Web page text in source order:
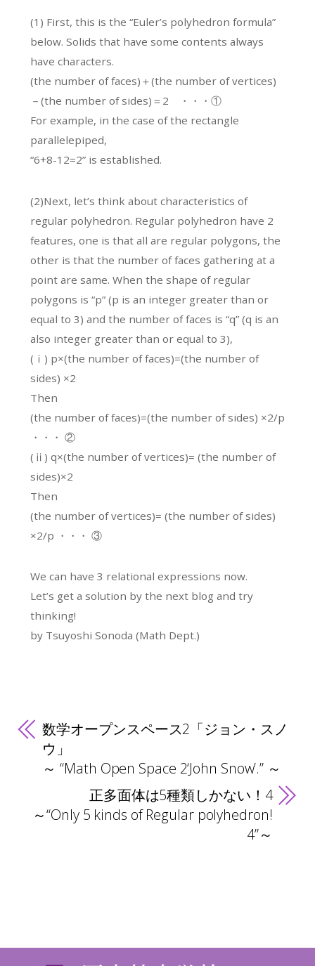
(1) First, this is the “Euler’s polyhedron formula”
below. Solids that have some contents always
have characters.
(the number of faces)＋(the number of vertices)
－(the number of sides)＝2 ・・・①
For example, in the case of the rectangle
parallelepiped,
“6+8-12=2” is established.
(2)Next, let’s think about characteristics of
regular polyhedron. Regular polyhedron have 2
features, one is that all are regular polygons, the
other is that the number of faces gathering at a
point are same. When the shape of regular
polygons is “p” (p is an integer greater than or
equal to 3) and the number of faces is “q” (q is an
also integer greater than or equal to 3),
(ⅰ) p×(the number of faces)=(the number of
sides) ×2
Then
(the number of faces)=(the number of sides) ×2/p
・・・ ②
(ⅱ) q×(the number of vertices)= (the number of
sides)×2
Then
(the number of vertices)= (the number of sides)
×2/p ・・・ ③
We can have 3 relational expressions now.
Let’s get a solution by the next blog and try
thinking!
by Tsuyoshi Sonoda (Math Dept.)
数学オープンスペース2「ジョン・スノ
ウ」
～ “Math Open Space 2‘John Snow’.” ～
正多面体は5種類しかない！4
～“Only 5 kinds of Regular polyhedron!
4”～